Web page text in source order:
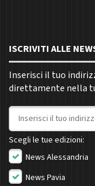
ISCRIVITI ALLE
Inserisci il tuo
direttamente nella
Indirizzo email
Scegli le tue edizioni:
News Alessandria
News Pavia